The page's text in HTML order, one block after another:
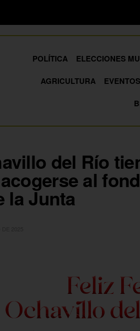
POLÍTICA ELECCIONES
AGRICULTURA
EVENTOS
del Río
al
la Junta